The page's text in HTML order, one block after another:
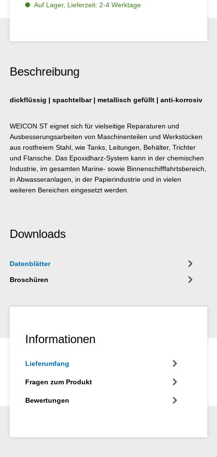
Auf Lager, Lieferzeit: 2-4 Werktage
Beschreibung
dickflüssig | spachtelbar | metallisch gefüllt | anti-korrosiv
WEICON ST eignet sich für vielseitige Reparaturen und
Ausbesserungsarbeiten von Maschinenteilen und Werkstücken
aus rostfreiem Stahl, wie Tanks, Leitungen, Behälter, Trichter
und Flansche. Das Epoxidharz-System kann in der chemischen
Industrie, im gesamten Marine- sowie Binnenschifffahrtsbereich,
in Abwasseranlagen, in der Papierindustrie und in vielen
weiteren Bereichen eingesetzt werden.
Downloads
Datenblätter
Broschüren
Informationen
Lieferumfang
Fragen zum Produkt
Bewertungen